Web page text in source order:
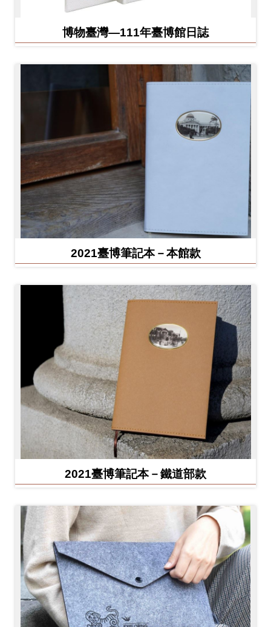
博物臺灣—111年臺博館日誌
2021臺博筆記本－本館款
2021臺博筆記本－鐵道部款